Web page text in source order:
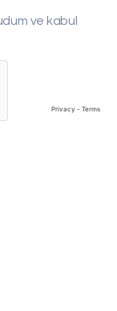
ve kabul